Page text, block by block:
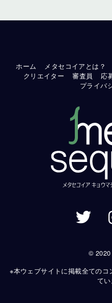
ホーム メタセコイアとは？
クリエイター
審査員 応
プライバ
©
※本ウェブサイトに掲載全ての
てい